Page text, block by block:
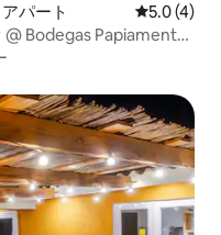
パート レビュー4
5.0 (4)
@ Bodegas Papiamento